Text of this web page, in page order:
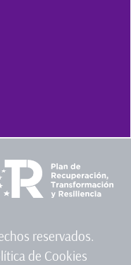
reservados.
de Cookies